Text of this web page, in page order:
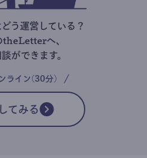
う運営している？
theLetterへ、
ができます。
ライン(30分)
てみる